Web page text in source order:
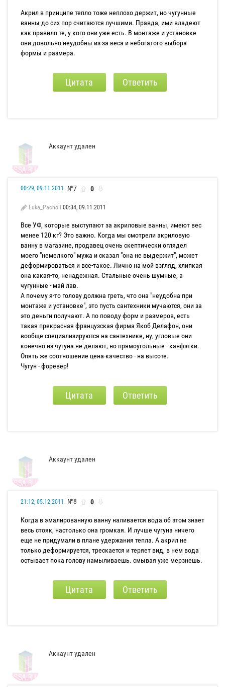
Акрил в принципе тепло тоже неплохо держит, но чугунные
ванны до сих пор считаются лучшими. Правда, ими владеют
как правило те, у кого они уже есть. В монтаже и установке
они довольно неудобны из-за веса и небогатого выбора
формы и размера.
Цитата Ответить
Аккаунт удален
00:29, 09.11.2011 №7 0
Luka_Pacholi 00:34, 09.11.2011
Все УФ, которые выступают за акриловые ванны, имеют вес
менее 120 кг? Это важно. Когда мы смотрели акриловую
ванну в магазине, продавец очень скептически оглядел
моего "немелкого" мужа и сказал "она не выдержит", может
деформироваться и все-такое. Лично на мой взгляд, хлипкая
она какая-то, ненадежная. Стальные очень шумные, а
чугунные - май лав.
А почему я-то голову должна греть, что она "неудобна при
монтаже и установке", это пусть сантехники мучаются, они за
это деньги получают. А по поводу форм и размеров, есть
такая прекрасная французская фирма Якоб Делафон, они
вообще специализируются на сантехнике, ну, угловые они
конечно из чугуна не делают, но прямоугольные - канфэтки.
Опять же соотношение цена-качество - на высоте.
Чугун - форевер!
Цитата Ответить
Аккаунт удален
21:12, 05.12.2011 №8 0
Когда в эмалированную ванну наливается вода об этом знает
весь стояк, настолько она громкая. И лучше чугуна ничего
еще не придумали в плане удержания тепла. А акрил не
только деформируется, трескается и теряет вид, в нем вода
остывает пока голову намыливаешь. смывая уже мерзнешь.
Цитата Ответить
Аккаунт удален